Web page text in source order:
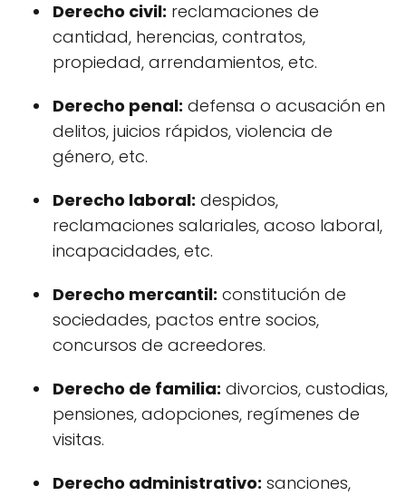
Derecho civil: reclamaciones de
cantidad, herencias, contratos,
propiedad, arrendamientos, etc.
Derecho penal: defensa o acusación en
delitos, juicios rápidos, violencia de
género, etc.
Derecho laboral: despidos,
reclamaciones salariales, acoso laboral,
incapacidades, etc.
Derecho mercantil: constitución de
sociedades, pactos entre socios,
concursos de acreedores.
Derecho de familia: divorcios, custodias,
pensiones, adopciones, regímenes de
visitas.
Derecho administrativo: sanciones,